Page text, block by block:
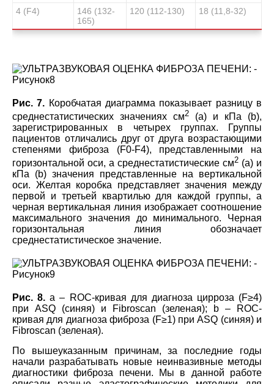
4 (F4)
146 (132-
165)
120 (112-130) 18 (11,8-32)
Рис. 7. Коробчатая диаграмма показывает разницу в
среднестатистических значениях см2 (a) и кПа (b),
зарегистрированных в четырех группах. Группы
пациентов отличались друг от друга возрастающими
степенями фиброза (F0-F4), представленными на
горизонтальной оси, а среднестатистические см2 (a) и
кПа (b) значения представленные на вертикальной
оси. Желтая коробка представляет значения между
первой и третьей квартилью для каждой группы, а
черная вертикальная линия изображает соотношение
максимального значения до минимального. Черная
горизонтальная линия обозначает
среднестатистическое значение.
Рис. 8. а – ROC-кривая для диагноза цирроза (F≥4)
при ASQ (синяя) и Fibroscan (зеленая); b – ROC-
кривая для диагноза фиброза (F≥1) при ASQ (синяя) и
Fibroscan (зеленая).
По вышеуказанным причинам, за последние годы
начали разрабатывать новые неинвазивные методы
диагностики фиброза печени. Мы в данной работе